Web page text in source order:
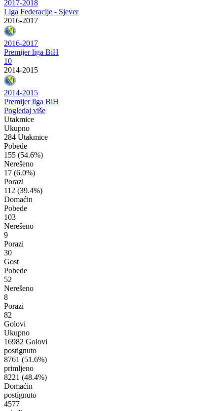
2017-2018
Liga Federacije - Sjever
2016-2017
2016-2017
Premijer liga BiH
10
2014-2015
2014-2015
Premijer liga BiH
Pogledaj više
Utakmice
Ukupno
284 Utakmice
Pobede
155 (54.6%)
Nerešeno
17 (6.0%)
Porazi
112 (39.4%)
Domaćin
Pobede
103
Nerešeno
9
Porazi
30
Gost
Pobede
52
Nerešeno
8
Porazi
82
Golovi
Ukupno
16982 Golovi
postignuto
8761 (51.6%)
primljeno
8221 (48.4%)
Domaćin
postignuto
4577